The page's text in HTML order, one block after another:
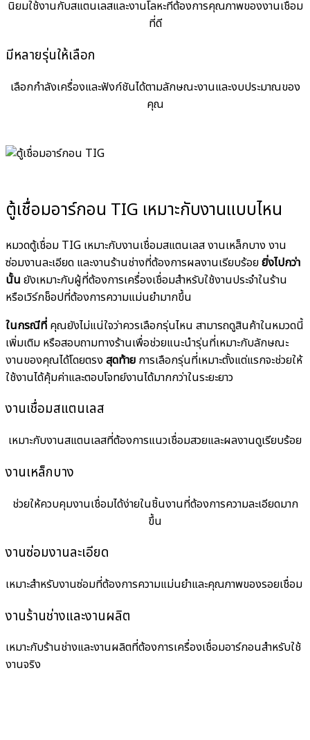
นิยมใช้งานกับสแตนเลสและงานโลหะที่ต้องการคุณภาพของงานเชื่อม
ที่ดี
มีหลายรุ่นให้เลือก
เลือกกำลังเครื่องและฟังก์ชันได้ตามลักษณะงานและงบประมาณของ
คุณ
ตู้เชื่อมอาร์กอน TIG เหมาะกับงานแบบไหน
หมวดตู้เชื่อม TIG เหมาะกับงานเชื่อมสแตนเลส งานเหล็กบาง งาน
ซ่อมงานละเอียด และงานร้านช่างที่ต้องการผลงานเรียบร้อยยิ่งไปกว่า
นั้น ยังเหมาะกับผู้ที่ต้องการเครื่องเชื่อมสำหรับใช้งานประจำในร้าน
หรือเวิร์กช็อปที่ต้องการความแม่นยำมากขึ้น
ในกรณีที่ คุณยังไม่แน่ใจว่าควรเลือกรุ่นไหน สามารถดูสินค้าในหมวดนี้
เพิ่มเติม หรือสอบถามทางร้านเพื่อช่วยแนะนำรุ่นที่เหมาะกับลักษณะ
งานของคุณได้โดยตรงสุดท้าย การเลือกรุ่นที่เหมาะตั้งแต่แรกจะช่วยให้
ใช้งานได้คุ้มค่าและตอบโจทย์งานได้มากกว่าในระยะยาว
งานเชื่อมสแตนเลส
เหมาะกับงานสแตนเลสที่ต้องการแนวเชื่อมสวยและผลงานดูเรียบร้อย
งานเหล็กบาง
ช่วยให้ควบคุมงานเชื่อมได้ง่ายในชิ้นงานที่ต้องการความละเอียดมาก
ขึ้น
งานซ่อมงานละเอียด
เหมาะสำหรับงานซ่อมที่ต้องการความแม่นยำและคุณภาพของรอยเชื่อม
งานร้านช่างและงานผลิต
เหมาะกับร้านช่างและงานผลิตที่ต้องการเครื่องเชื่อมอาร์กอนสำหรับใช้
งานจริง